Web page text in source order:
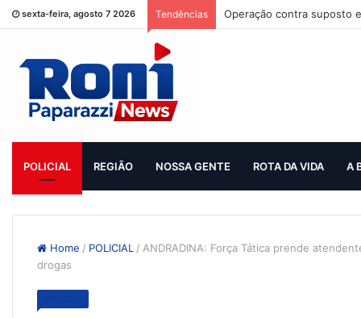
sexta-feira, agosto 7 2026 Tendências Operação contra suposto
POLICIAL REGIÃO NOSSA GENTE ROTA DA VIDA A
Home / POLICIAL / ANDRADINA: Força Tática prende
drogas